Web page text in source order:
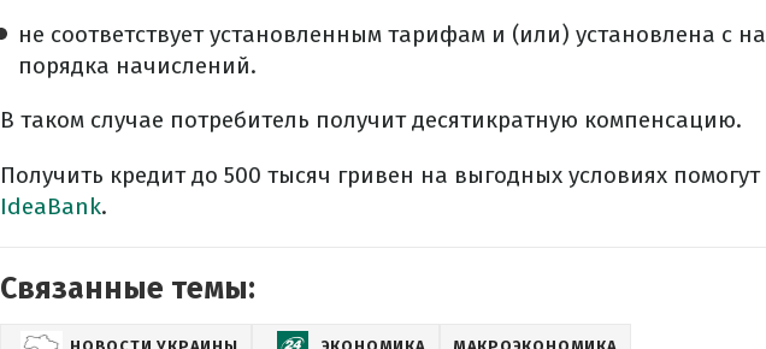
не соответствует установленным тарифам и (или) установлена с
порядка начислений.
В таком случае потребитель получит десятикратную компенсацию.
Получить кредит до 500 тысяч гривен на выгодных условиях
IdeaBank.
Связанные темы: